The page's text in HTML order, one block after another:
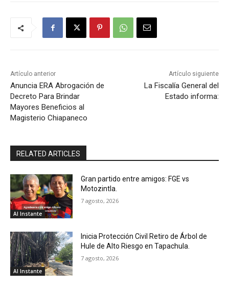
Artículo anterior
Anuncia ERA Abrogación de
Decreto Para Brindar
Mayores Beneficios al
Magisterio Chiapaneco
Artículo siguiente
La Fiscalía General del
Estado informa:
RELATED ARTICLES
Al Instante
Gran partido entre amigos: FGE vs
Motozintla.
7 agosto, 2026
Al Instante
Inicia Protección Civil Retiro de Árbol de
Hule de Alto Riesgo en Tapachula.
7 agosto, 2026